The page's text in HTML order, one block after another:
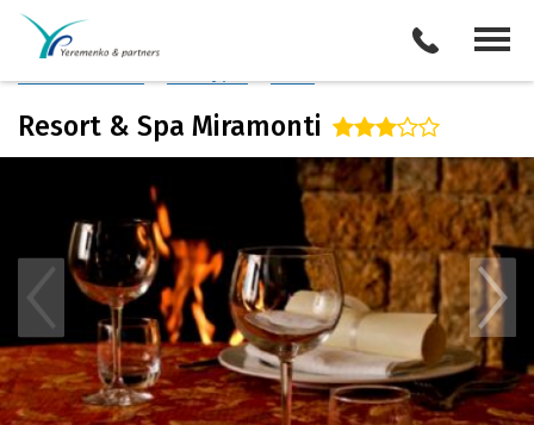
Италия
Resort & Spa Miramonti